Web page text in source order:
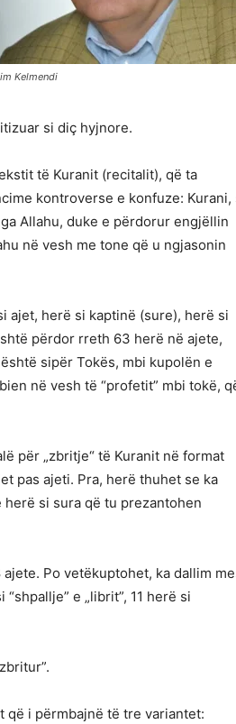
Kelmendi
si diç hyjnore.
të Kuranit (recitalit), që ta
kontroverse e konfuze: Kurani,
Allahu, duke e përdorur engjëllin
në vesh me tone që u ngjasonin
ajet, herë si kaptinë (sure), herë si
përdor rreth 63 herë në ajete,
sipër Tokës, mbi kupolën e
në vesh të “profetit” mbi tokë,
për „zbritje“ të Kuranit në format
pas ajeti. Pra, herë thuhet se ka
herë si sura që tu prezantohen
Po vetëkuptohet, ka dallim
e „librit”, 11 herë si
që i përmbajnë të tre variantet: